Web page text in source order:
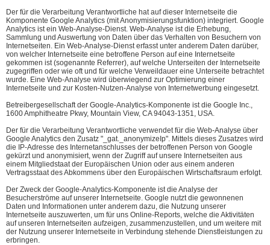
Der für die Verarbeitung Verantwortliche hat auf dieser Internetseite die
Komponente Google Analytics (mit Anonymisierungsfunktion) integriert. Google
Analytics ist ein Web-Analyse-Dienst. Web-Analyse ist die Erhebung,
Sammlung und Auswertung von Daten über das Verhalten von Besuchern von
Internetseiten. Ein Web-Analyse-Dienst erfasst unter anderem Daten darüber,
von welcher Internetseite eine betroffene Person auf eine Internetseite
gekommen ist (sogenannte Referrer), auf welche Unterseiten der Internetseite
zugegriffen oder wie oft und für welche Verweildauer eine Unterseite betrachtet
wurde. Eine Web-Analyse wird überwiegend zur Optimierung einer
Internetseite und zur Kosten-Nutzen-Analyse von Internetwerbung eingesetzt.
Betreibergesellschaft der Google-Analytics-Komponente ist die Google Inc.,
1600 Amphitheatre Pkwy, Mountain View, CA 94043-1351, USA.
Der für die Verarbeitung Verantwortliche verwendet für die Web-Analyse über
Google Analytics den Zusatz "_gat._anonymizeIp". Mittels dieses Zusatzes wird
die IP-Adresse des Internetanschlusses der betroffenen Person von Google
gekürzt und anonymisiert, wenn der Zugriff auf unsere Internetseiten aus
einem Mitgliedstaat der Europäischen Union oder aus einem anderen
Vertragsstaat des Abkommens über den Europäischen Wirtschaftsraum erfolgt.
Der Zweck der Google-Analytics-Komponente ist die Analyse der
Besucherströme auf unserer Internetseite. Google nutzt die gewonnenen
Daten und Informationen unter anderem dazu, die Nutzung unserer
Internetseite auszuwerten, um für uns Online-Reports, welche die Aktivitäten
auf unseren Internetseiten aufzeigen, zusammenzustellen, und um weitere mit
der Nutzung unserer Internetseite in Verbindung stehende Dienstleistungen zu
erbringen.